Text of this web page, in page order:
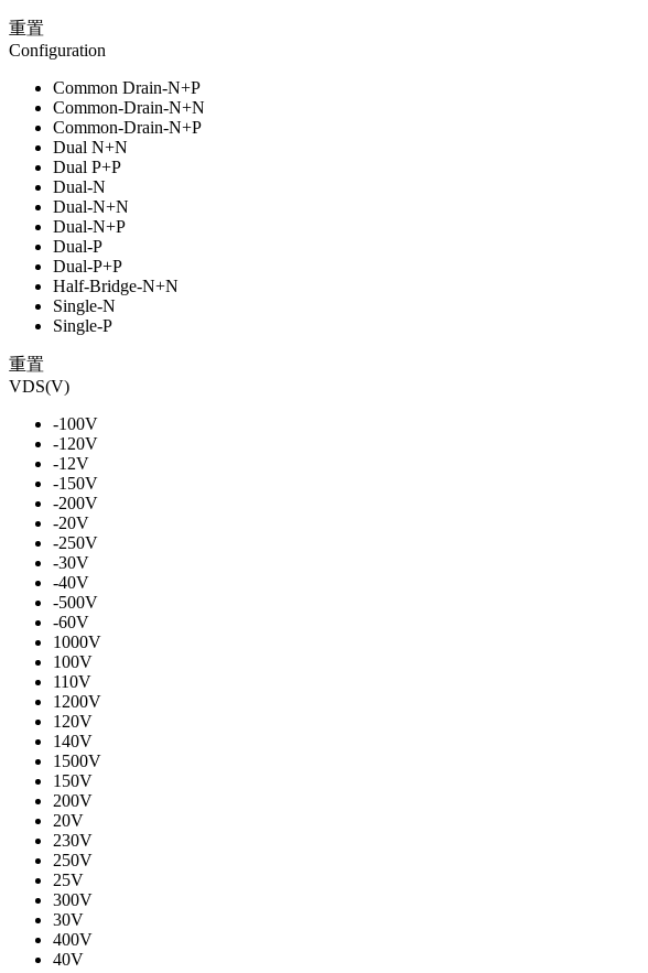
重置
Configuration
Common Drain-N+P
Common-Drain-N+N
Common-Drain-N+P
Dual N+N
Dual P+P
Dual-N
Dual-N+N
Dual-N+P
Dual-P
Dual-P+P
Half-Bridge-N+N
Single-N
Single-P
重置
VDS(V)
-100V
-120V
-12V
-150V
-200V
-20V
-250V
-30V
-40V
-500V
-60V
1000V
100V
110V
1200V
120V
140V
1500V
150V
200V
20V
230V
250V
25V
300V
30V
400V
40V